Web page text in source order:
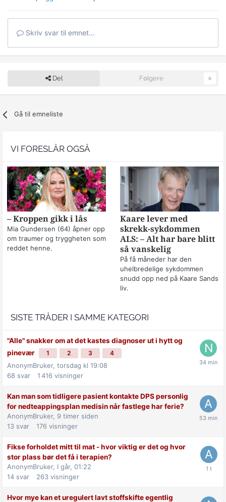
Skriv svar til emnet...
Del Følgere 0
Gå til emneliste
VI FORESLÅR OGSÅ
– Kroppen gikk i lås
Mia Gundersen (64) åpner opp
om traumer og tryggheten som
reddet henne.
Kaare lever med
skrekk-sykdommen
ALS: – Alt har bare blitt
så vanskelig
På få måneder har den
uhelbredelige sykdommen
snudd opp ned på Kaare Sands
liv.
SISTE TRÅDER I SAMME KATEGORI
"Alle" snakker om at det kastes diagnoser ut i hytt og
pinevær
1 2 3 4
AnonymBruker, torsdag kl 19:08
68 svar 1 416 visninger
Kan man som tidligere pasient kontakte DPS personlig
for nedteappingsplan medisin når fastlege har ferie?
AnonymBruker, 9 timer siden
13 svar 176 visninger
Fikse forholdet mitt til mat - hvor viktig er det og hvor
stor plass bør det få i terapien?
AnonymBruker, I går, 01:22
14 svar 263 visninger
Hvor mye kan et uregulert lavt stoffskifte egentlig